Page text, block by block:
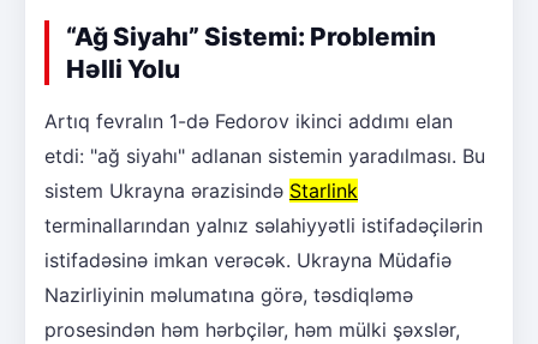
“Ağ Siyahı” Sistemi: Problemin
Həlli Yolu
Artıq fevralın 1-də Fedorov ikinci addımı elan
etdi: "ağ siyahı" adlanan sistemin yaradılması. Bu
sistem Ukrayna ərazisində Starlink
terminallarından yalnız səlahiyyətli istifadəçilərin
istifadəsinə imkan verəcək. Ukrayna Müdafiə
Nazirliyinin məlumatına görə, təsdiqləmə
prosesindən həm hərbçilər, həm mülki şəxslər,